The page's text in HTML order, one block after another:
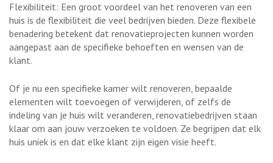
Flexibiliteit: Een groot voordeel van het renoveren van een
huis is de flexibiliteit die veel bedrijven bieden. Deze flexibele
benadering betekent dat renovatieprojecten kunnen worden
aangepast aan de specifieke behoeften en wensen van de
klant.
Of je nu een specifieke kamer wilt renoveren, bepaalde
elementen wilt toevoegen of verwijderen, of zelfs de
indeling van je huis wilt veranderen, renovatiebedrijven staan ​​
klaar om aan jouw verzoeken te voldoen. Ze begrijpen dat elk
huis uniek is en dat elke klant zijn eigen visie heeft.